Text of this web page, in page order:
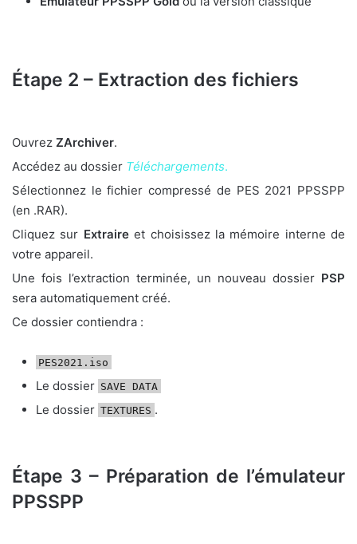
Étape 2 – Extraction des fichiers
Ouvrez ZArchiver.
Accédez au dossier Téléchargements.
Sélectionnez le fichier compressé de PES 2021 PPSSPP
(en .RAR).
Cliquez sur Extraireet choisissez la mémoire interne de
votre appareil.
Une fois l’extraction terminée, un nouveau dossier PSP
sera automatiquement créé.
Ce dossier contiendra :
PES2021.iso
Le dossier SAVE DATA
Le dossier TEXTURES .
Étape 3 – Préparation de l’émulateur
PPSSPP